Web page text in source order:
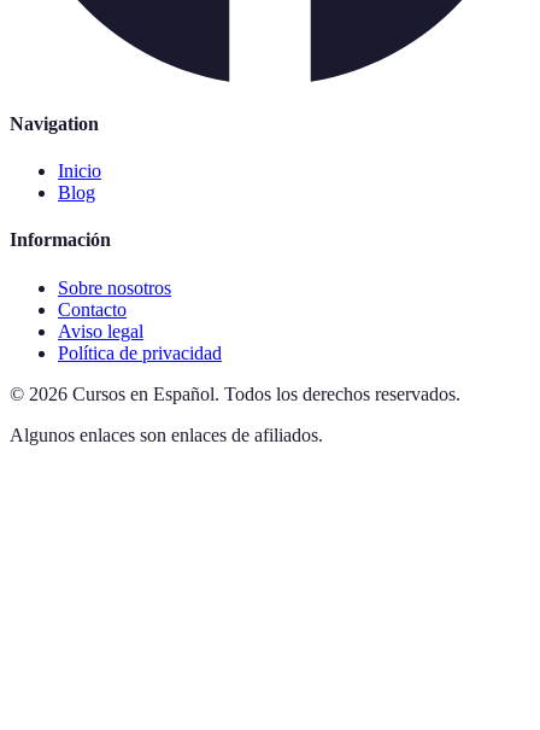
Navigation
Inicio
Blog
Información
Sobre nosotros
Contacto
Aviso legal
Política de privacidad
© 2026 Cursos en Español. Todos los derechos reservados.
Algunos enlaces son enlaces de afiliados.